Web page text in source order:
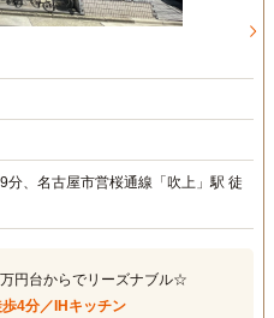
、名古屋市営桜通線「吹上」駅 徒
円台からでリーズナブル☆
4分／IHキッチン